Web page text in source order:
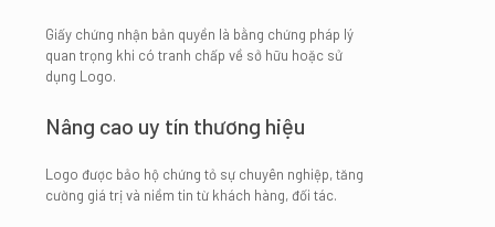
Giấy chứng nhận bản quyền là bằng chứng pháp lý
quan trọng khi có tranh chấp về sở hữu hoặc sử
dụng Logo.
Nâng cao uy tín thương hiệu
Logo được bảo hộ chứng tỏ sự chuyên nghiệp, tăng
cường giá trị và niềm tin từ khách hàng, đối tác.